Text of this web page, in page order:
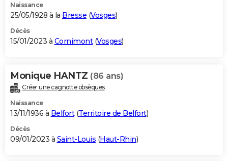
Naissance
25/05/1928 à la Bresse (Vosges)
Décès
15/01/2023 à Cornimont(Vosges)
Monique HANTZ (86 ans)
Créer une cagnotte obsèques
Naissance
13/11/1936 à Belfort(Territoire de Belfort)
Décès
09/01/2023 à Saint-Louis (Haut-Rhin)